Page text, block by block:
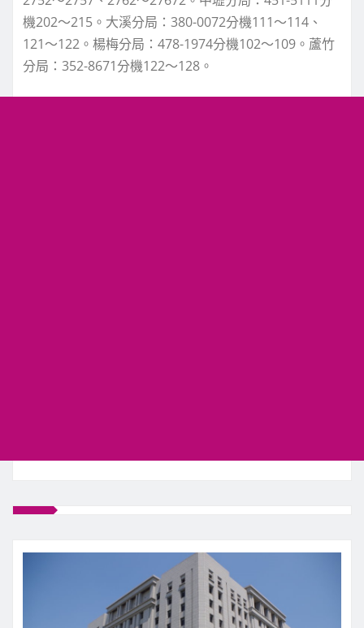
機202～215。大溪分局：380-0072分機111～114、
121～122。楊梅分局：478-1974分機102～109。蘆竹
分局：352-8671分機122～128。